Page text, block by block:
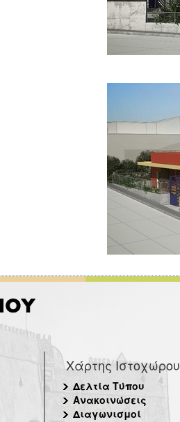
Χάρτης Ιστοχώρου
Δελτία Τύπου
Ανακοινώσεις
Διαγωνισμοί